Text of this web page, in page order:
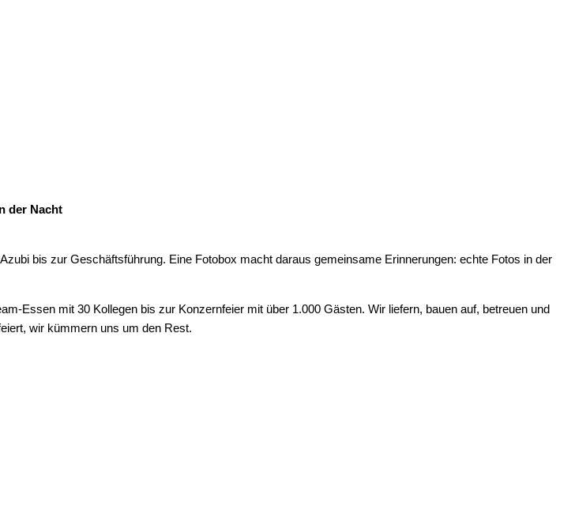
der Nacht
bis zur Geschäftsführung. Eine Fotobox macht daraus gemeinsame Erinnerungen: echte Fotos in der
Essen mit 30 Kollegen bis zur Konzernfeier mit über 1.000 Gästen. Wir liefern, bauen auf, betreuen und
wir kümmern uns um den Rest.